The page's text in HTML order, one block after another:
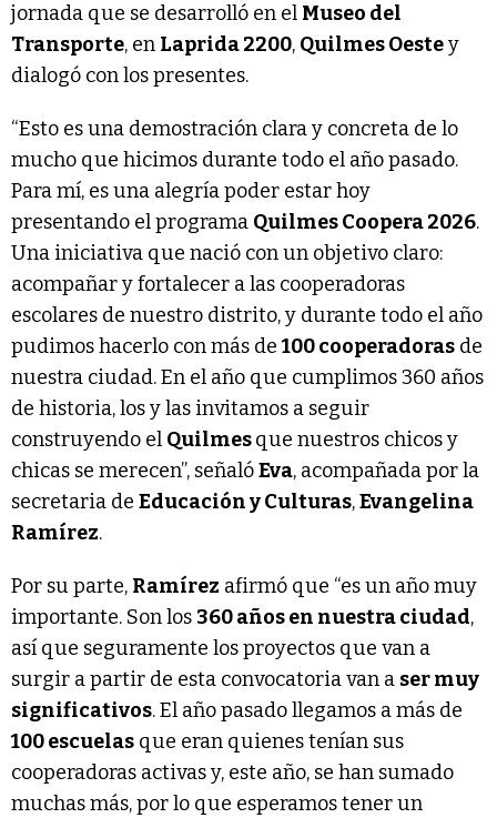
jornada que se desarrolló en el Museo del
Transporte, en Laprida 2200, Quilmes Oestey
dialogó con los presentes.
“Esto es una demostración clara y concreta de lo
mucho que hicimos durante todo el año pasado.
Para mí, es una alegría poder estar hoy
presentando el programa Quilmes Coopera 2026.
Una iniciativa que nació con un objetivo claro:
acompañar y fortalecer a las cooperadoras
escolares de nuestro distrito, y durante todo el año
pudimos hacerlo con más de100 cooperadoras de
nuestra ciudad. En el año que cumplimos 360 años
de historia, los y las invitamos a seguir
construyendo el Quilmesque nuestros chicos y
chicas se merecen”, señalóEva, acompañada por la
secretaria de Educación y Culturas,Evangelina
Ramírez.
Por su parte, Ramírez afirmó que “es un año muy
importante. Son los360 años en nuestra ciudad,
así que seguramente los proyectos que van a
surgir a partir de esta convocatoria van a ser muy
significativos. El año pasado llegamos a más de
100 escuelas que eran quienes tenían sus
cooperadoras activas y, este año, se han sumado
muchas más, por lo que esperamos tener un